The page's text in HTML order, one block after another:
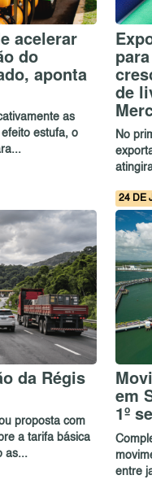
acelerar
do
aponta
as
estufa, o
de
No
da Régis
proposta com
a tarifa básica
as...
24 DE
em
1º
entre